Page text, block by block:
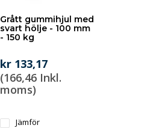
Grått gummihjul med
svart hölje - 100 mm
- 150 kg
kr 133,17
(166,46 Inkl.
moms)
Jämför